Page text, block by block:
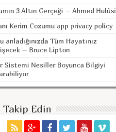
3 Altın Gerçeği – Ahmed Hulûsi
Kerim Cozumu app privacy policy
anladığınızda Tüm Hayatınız
– Bruce Lipton
Sistemi Nesiller Boyunca Bilgiyi
Takip Edin